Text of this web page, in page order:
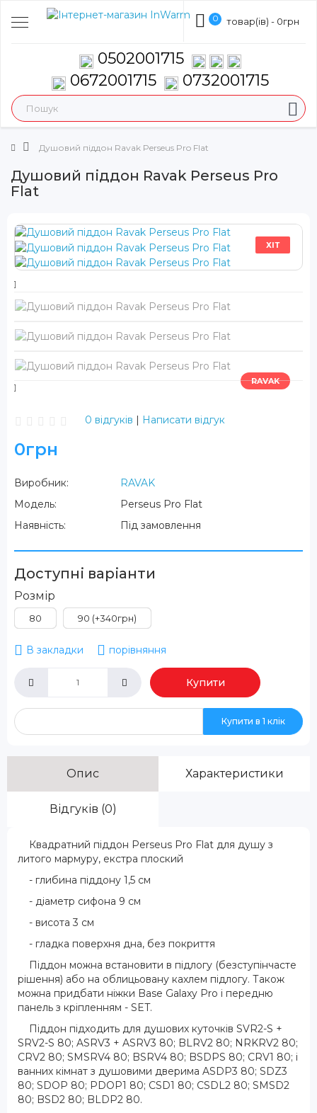
0 товар(ів) - 0грн
0502001715
0672001715
0732001715
Душовий піддон Ravak Perseus Pro Flat
Душовий піддон Ravak Perseus Pro
Flat
ХІТ
RAVAK
0 відгуків | Написати відгук
0грн
Виробник:
RAVAK
Модель:
Perseus Pro Flat
Наявність:
Під замовлення
Доступні варіанти
Розмір
80 90 (+340грн)
В закладки порівняння
Купити
Купити в 1 клік
Опис Характеристики
Відгуків (0)
Квадратний піддон Perseus Pro Flat для душу з
литого мармуру, екстра плоский
- глибина піддону 1,5 см
- діаметр сифона 9 см
- висота 3 см
- гладка поверхня дна, без покриття
Піддон можна встановити в підлогу (безступінчасте
рішення) або на облицьовану кахлем підлогу. Також
можна придбати ніжки Base Galaxy Pro і передню
панель з кріпленням - SET.
Піддон підходить для душових куточків SVR2-S +
SRV2-S 80; ASRV3 + ASRV3 80; BLRV2 80; NRKRV2 80;
CRV2 80; SMSRV4 80; BSRV4 80; BSDPS 80; CRV1 80; і
ванних кімнат з душовими дверима ASDP3 80; SDZ3
80; SDOP 80; PDOP1 80; CSD1 80; CSDL2 80; SMSD2
80; BSD2 80; BLDP2 80.